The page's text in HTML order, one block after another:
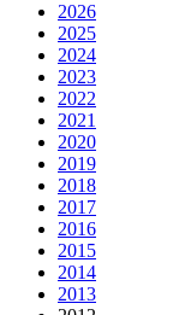
2026
2025
2024
2023
2022
2021
2020
2019
2018
2017
2016
2015
2014
2013